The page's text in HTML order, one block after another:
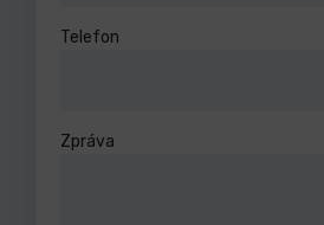
Telefon
Zpráva